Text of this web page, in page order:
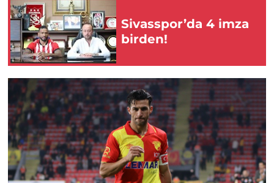
Sivasspor’da 4 imza
birden!